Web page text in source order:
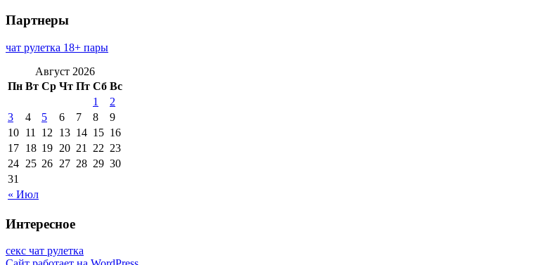
Партнеры
чат рулетка 18+ пары
Август 2026
Пн Вт Ср Чт Пт Сб Вс
« Июл
1
2
3
4 5 6 7 8
9
10 11 12 13 14 15 16
17 18 19 20 21 22 23
24 25 26 27 28 29 30
31
Интересное
секс чат рулетка